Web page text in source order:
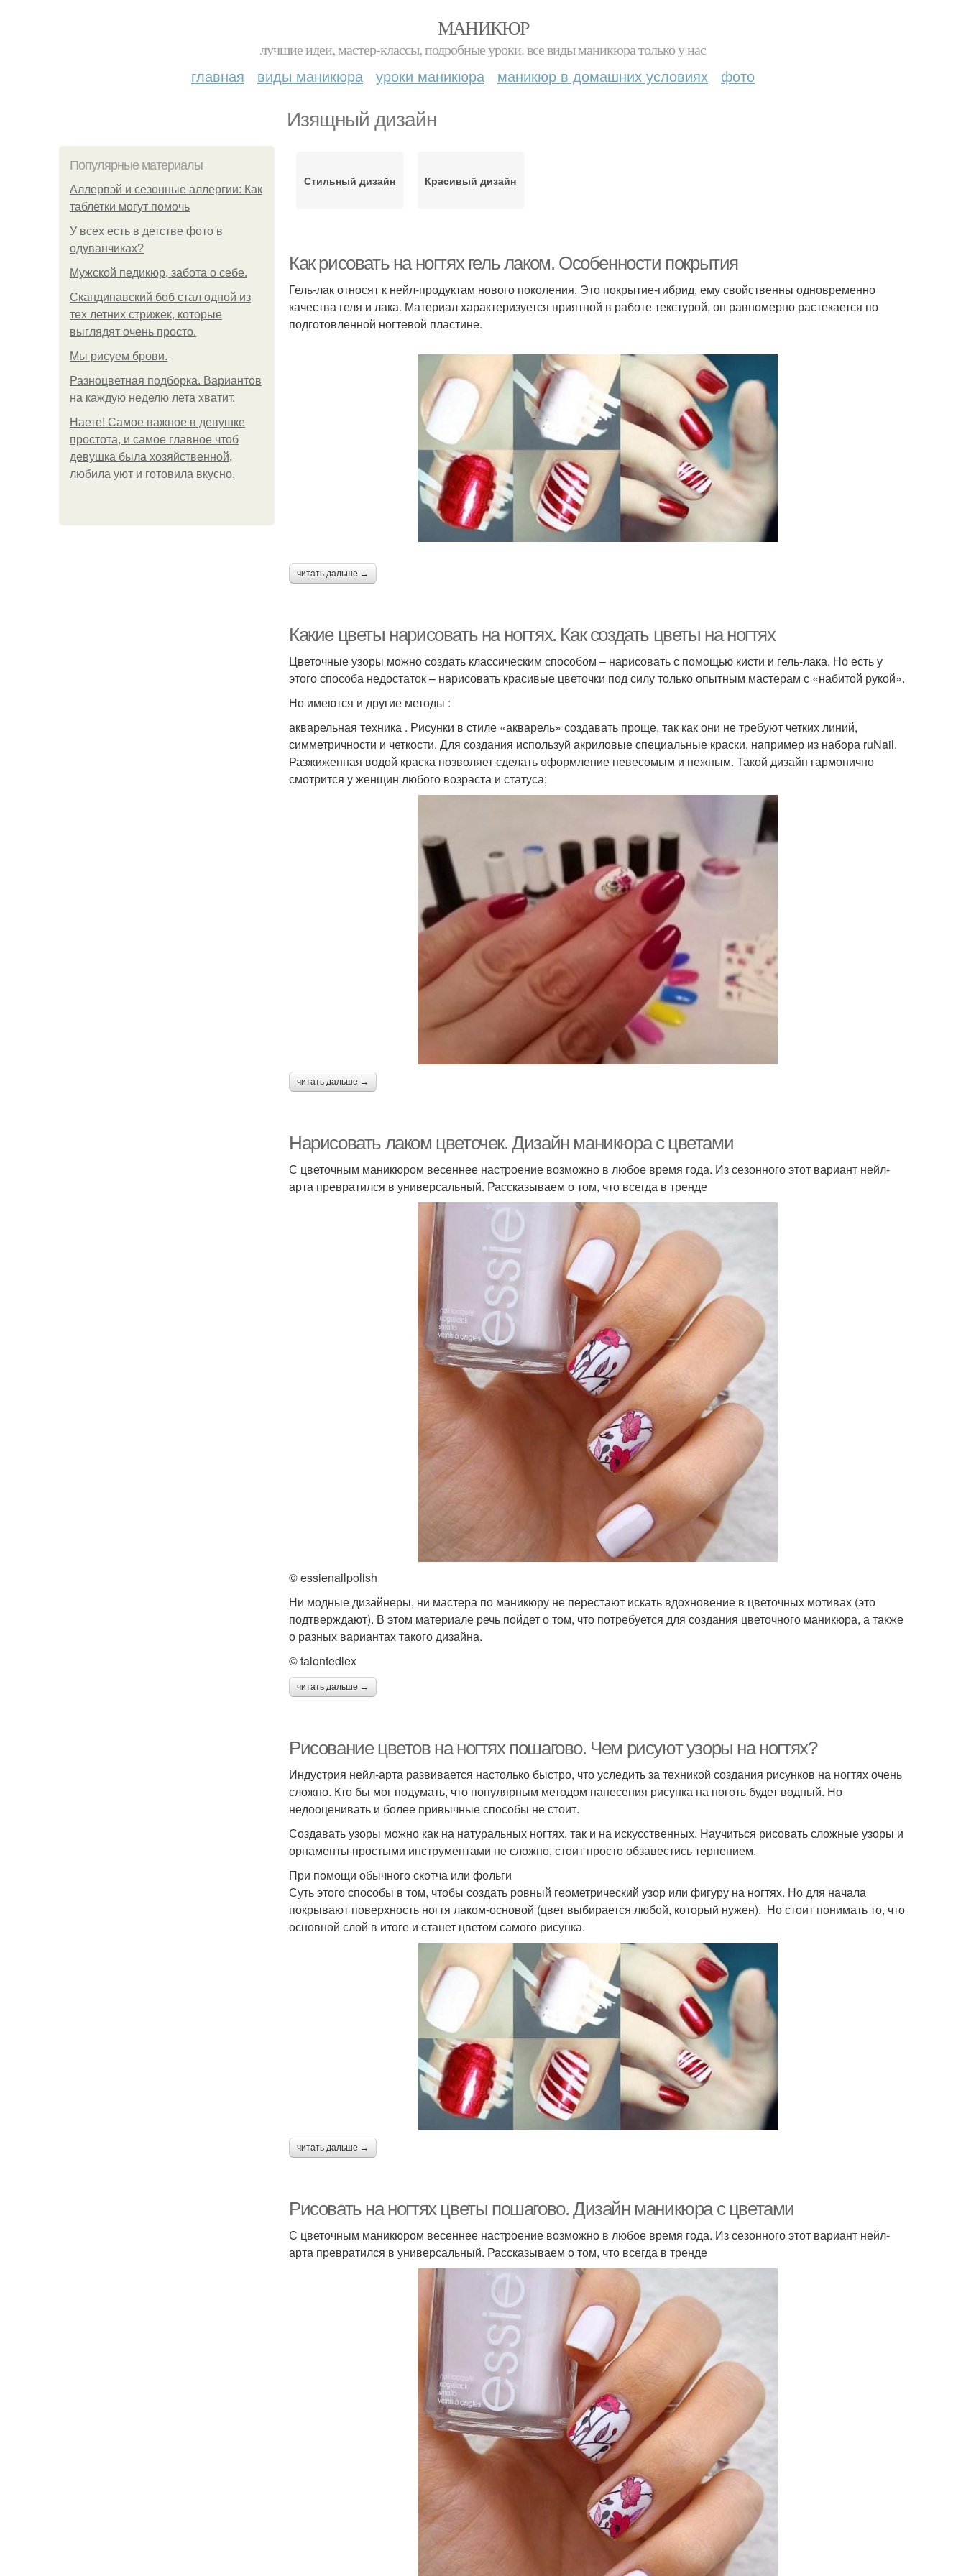
МАНИКЮР
лучшие идеи, мастер-классы, подробные уроки. все виды маникюра только у нас
главная виды маникюра уроки маникюра маникюр в домашних условиях фото
Изящный дизайн
Популярные материалы
Аллервэй и сезонные аллергии: Как
таблетки могут помочь
У всех есть в детстве фото в
одуванчиках?
Мужской педикюр, забота о себе.
Скандинавский боб стал одной из
тех летних стрижек, которые
выглядят очень просто.
Мы рисуем брови.
Разноцветная подборка. Вариантов
на каждую неделю лета хватит.
Наете! Самое важное в девушке
простота, и самое главное чтоб
девушка была хозяйственной,
любила уют и готовила вкусно.
Стильный дизайн Красивый дизайн
Как рисовать на ногтях гель лаком. Особенности покрытия
Гель-лак относят к нейл-продуктам нового поколения. Это покрытие-гибрид, ему свойственны одновременно
качества геля и лака. Материал характеризуется приятной в работе текстурой, он равномерно растекается по
подготовленной ногтевой пластине.
читать дальше →
Какие цветы нарисовать на ногтях. Как создать цветы на ногтях
Цветочные узоры можно создать классическим способом – нарисовать с помощью кисти и гель-лака. Но есть у
этого способа недостаток – нарисовать красивые цветочки под силу только опытным мастерам с «набитой рукой».
Но имеются и другие методы :
акварельная техника . Рисунки в стиле «акварель» создавать проще, так как они не требуют четких линий,
симметричности и четкости. Для создания используй акриловые специальные краски, например из набора ruNail.
Разжиженная водой краска позволяет сделать оформление невесомым и нежным. Такой дизайн гармонично
смотрится у женщин любого возраста и статуса;
читать дальше →
Нарисовать лаком цветочек. Дизайн маникюра с цветами
С цветочным маникюром весеннее настроение возможно в любое время года. Из сезонного этот вариант нейл-
арта превратился в универсальный. Рассказываем о том, что всегда в тренде
© essienailpolish
Ни модные дизайнеры, ни мастера по маникюру не перестают искать вдохновение в цветочных мотивах (это
подтверждают). В этом материале речь пойдет о том, что потребуется для создания цветочного маникюра, а также
о разных вариантах такого дизайна.
© talontedlex
читать дальше →
Рисование цветов на ногтях пошагово. Чем рисуют узоры на ногтях?
Индустрия нейл-арта развивается настолько быстро, что уследить за техникой создания рисунков на ногтях очень
сложно. Кто бы мог подумать, что популярным методом нанесения рисунка на ноготь будет водный. Но
недооценивать и более привычные способы не стоит.
Создавать узоры можно как на натуральных ногтях, так и на искусственных. Научиться рисовать сложные узоры и
орнаменты простыми инструментами не сложно, стоит просто обзавестись терпением.
При помощи обычного скотча или фольги
Суть этого способы в том, чтобы создать ровный геометрический узор или фигуру на ногтях. Но для начала
покрывают поверхность ногтя лаком-основой (цвет выбирается любой, который нужен). Но стоит понимать то, что
основной слой в итоге и станет цветом самого рисунка.
читать дальше →
Рисовать на ногтях цветы пошагово. Дизайн маникюра с цветами
С цветочным маникюром весеннее настроение возможно в любое время года. Из сезонного этот вариант нейл-
арта превратился в универсальный. Рассказываем о том, что всегда в тренде